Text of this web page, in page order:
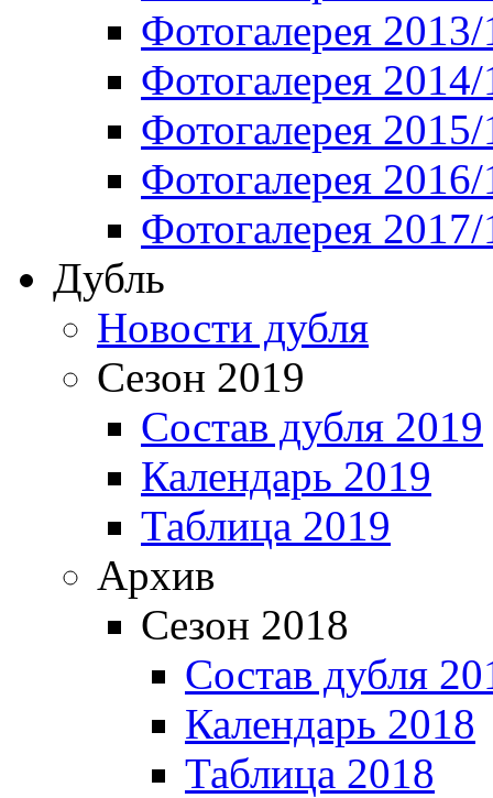
Фотогалерея
Фотогалерея
Фотогалерея
Фотогалерея
Фотогалерея
Дубль
Новости дубля
Сезон 2019
Состав дубля 2019
Календарь 2019
Таблица 2019
Архив
Сезон 2018
Состав дубля
Календарь 2018
Таблица 2018